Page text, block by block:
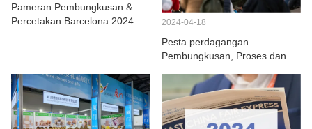
Pameran Pembungkusan &
Percetakan Barcelona 2024 di
2024-04-18
Pesta perdagangan
Pembungkusan, Proses dan